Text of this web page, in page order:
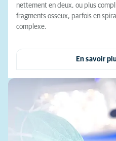
nettement en deux, ou plus
fragments osseux, parfois en
complexe.
En savoir